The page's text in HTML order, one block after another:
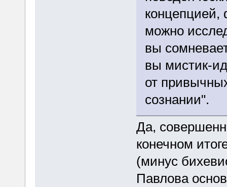
концепцией,
можно
вы
вы мистик-
от
сознании".
Да,
конечном
(минус
Павлова